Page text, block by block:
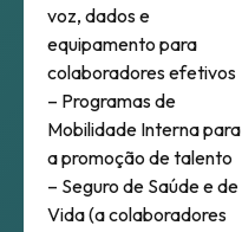
voz, dados e
equipamento para
colaboradores efetivos
– Programas de
Mobilidade Interna para
a promoção de talento
– Seguro de Saúde e de
Vida (a colaboradores